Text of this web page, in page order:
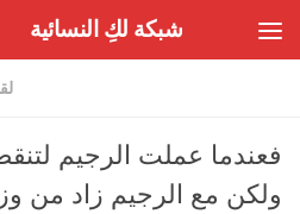
شبكة لكِ النسائية
ولكن مع الرجيم زاد من وزنها 2